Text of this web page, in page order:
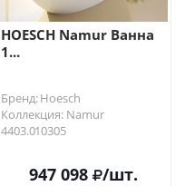
HOESCH Namur Ванна
1...
Бренд: Hoesch
Коллекция: Namur
4403.010305
947 098 /шт.